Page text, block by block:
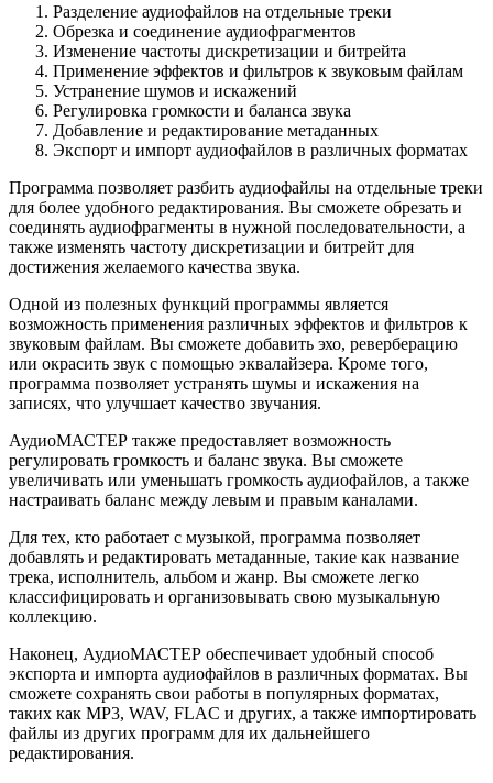
Разделение аудиофайлов на отдельные треки
Обрезка и соединение аудиофрагментов
Изменение частоты дискретизации и битрейта
Применение эффектов и фильтров к звуковым файлам
Устранение шумов и искажений
Регулировка громкости и баланса звука
Добавление и редактирование метаданных
Экспорт и импорт аудиофайлов в различных форматах
Программа позволяет разбить аудиофайлы на отдельные треки
для более удобного редактирования. Вы сможете обрезать и
соединять аудиофрагменты в нужной последовательности, а
также изменять частоту дискретизации и битрейт для
достижения желаемого качества звука.
Одной из полезных функций программы является
возможность применения различных эффектов и фильтров к
звуковым файлам. Вы сможете добавить эхо, реверберацию
или окрасить звук с помощью эквалайзера. Кроме того,
программа позволяет устранять шумы и искажения на
записях, что улучшает качество звучания.
АудиоМАСТЕР также предоставляет возможность
регулировать громкость и баланс звука. Вы сможете
увеличивать или уменьшать громкость аудиофайлов, а также
настраивать баланс между левым и правым каналами.
Для тех, кто работает с музыкой, программа позволяет
добавлять и редактировать метаданные, такие как название
трека, исполнитель, альбом и жанр. Вы сможете легко
классифицировать и организовывать свою музыкальную
коллекцию.
Наконец, АудиоМАСТЕР обеспечивает удобный способ
экспорта и импорта аудиофайлов в различных форматах. Вы
сможете сохранять свои работы в популярных форматах,
таких как MP3, WAV, FLAC и других, а также импортировать
файлы из других программ для их дальнейшего
редактирования.